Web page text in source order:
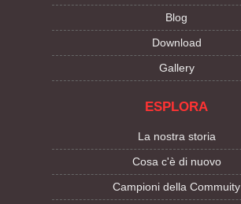
Blog
Download
Gallery
ESPLORA
La nostra storia
Cosa c'è di nuovo
Campioni della Commuity